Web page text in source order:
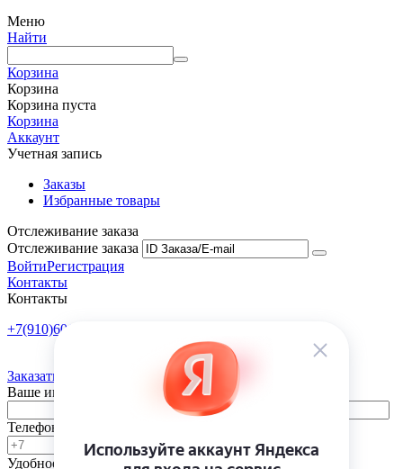
Меню
Найти
Корзина
Корзина
Корзина пуста
Корзина
Аккаунт
Учетная запись
Заказы
Избранные товары
Отслеживание заказа
Отслеживание заказа
ВойтиРегистрация
Контакты
Контакты
+7(910)601-10-10
Заказать обратный звонок
Ваше имя
Телефон
Удобное время -